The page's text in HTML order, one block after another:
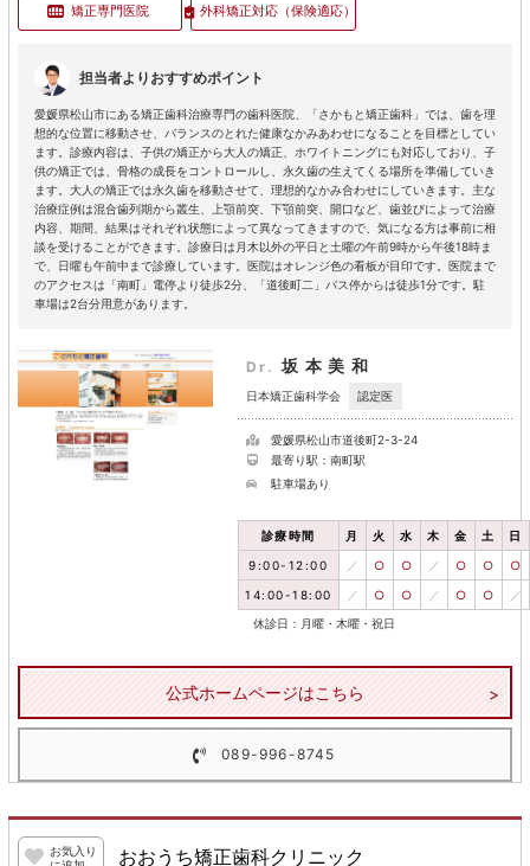
矯正専門医院 外科矯正対応（保険適応）
担当者よりおすすめポイント
愛媛県松山市にある矯正歯科治療専門の歯科医院、「さかもと矯正歯科」では、歯を理
想的な位置に移動させ、バランスのとれた健康なかみあわせになることを目標としてい
ます。診療内容は、子供の矯正から大人の矯正、ホワイトニングにも対応しており、子
供の矯正では、骨格の成長をコントロールし、永久歯の生えてくる場所を準備していき
ます。大人の矯正では永久歯を移動させて、理想的なかみ合わせにしていきます。主な
治療症例は混合歯列期から叢生、上顎前突、下顎前突、開口など、歯並びによって治療
内容、期間、結果はそれぞれ状態によって異なってきますので、気になる方は事前に相
談を受けることができます。診療日は月木以外の平日と土曜の午前9時から午後18時ま
で、日曜も午前中まで診療しています。医院はオレンジ色の看板が目印です。医院まで
のアクセスは「南町」電停より徒歩2分、「道後町二」バス停からは徒歩1分です。駐
車場は2台分用意があります。
Dr. 坂本美和
日本矯正歯科学会 認定医
愛媛県松山市道後町2-3-24
最寄り駅：南町駅
駐車場あり
診療時間 月 火 水 木 金 土 日
9:00-12:00 ／ ○ ○ ／ ○ ○ ○
14:00-18:00 ／ ○ ○ ／ ○ ○ ／
休診日：月曜・木曜・祝日
公式ホームページはこちら
089-996-8745
お気入り
おおうち矯正歯科クリニック